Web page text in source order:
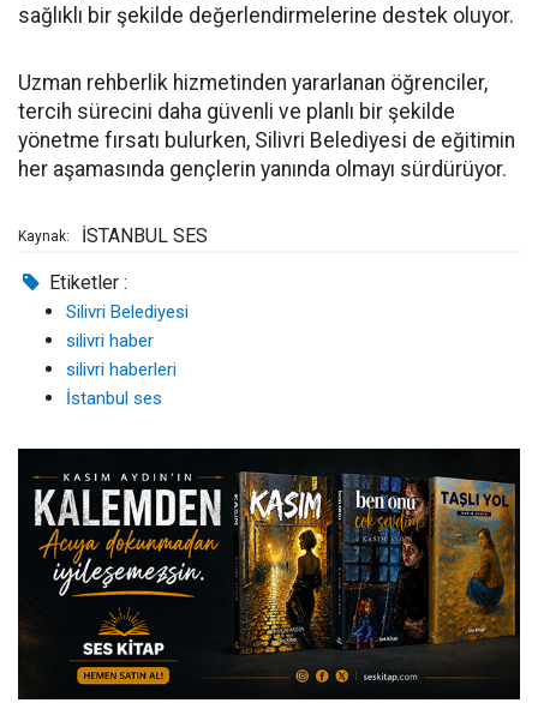
sağlıklı bir şekilde değerlendirmelerine destek oluyor.
Uzman rehberlik hizmetinden yararlanan öğrenciler,
tercih sürecini daha güvenli ve planlı bir şekilde
yönetme fırsatı bulurken, Silivri Belediyesi de eğitimin
her aşamasında gençlerin yanında olmayı sürdürüyor.
Kaynak: İSTANBUL SES
Etiketler :
Silivri Belediyesi
silivri haber
silivri haberleri
İstanbul ses